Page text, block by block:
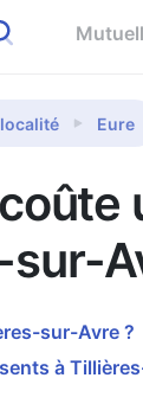
Eure
sur-Avre ?
à